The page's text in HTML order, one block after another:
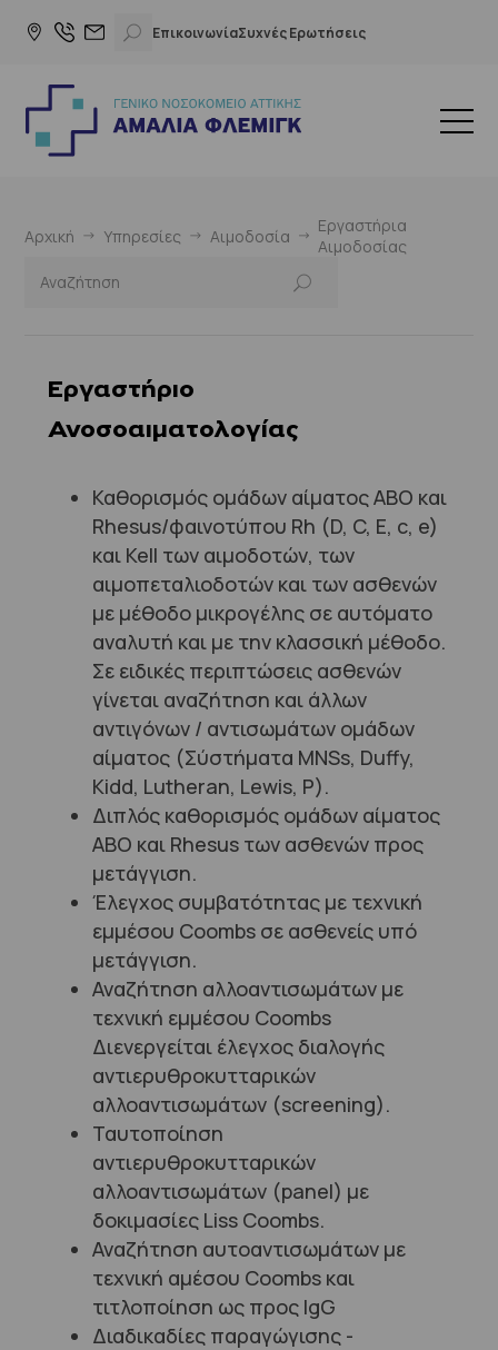
ΕπικοινωνίαΣυχνές Ερωτήσεις
Αρχική Υπηρεσίες Αιμοδοσία
Εργαστήρια
Αιμοδοσίας
Εργαστήριο
Ανοσοαιματολογίας
Καθορισμός ομάδων αίματος ΑΒΟ και
Rhesus/φαινοτύπου Rh (D, C, E, c, e)
και Kell των αιμοδοτών, των
αιμοπεταλιοδοτών και των ασθενών
με μέθοδο μικρογέλης σε αυτόματο
αναλυτή και με την κλασσική μέθοδο.
Σε ειδικές περιπτώσεις ασθενών
γίνεται αναζήτηση και άλλων
αντιγόνων / αντισωμάτων ομάδων
αίματος (Σύστήματα ΜΝSs, Duffy,
Kidd, Lutheran, Lewis, P).
Διπλός καθορισμός ομάδων αίματος
ΑΒΟ και Rhesus των ασθενών προς
μετάγγιση.
Έλεγχος συμβατότητας με τεχνική
εμμέσου Coombs σε ασθενείς υπό
μετάγγιση.
Αναζήτηση αλλοαντισωμάτων με
τεχνική εμμέσου Coombs
Διενεργείται έλεγχος διαλογής
αντιερυθροκυτταρικών
αλλοαντισωμάτων (screening).
Ταυτοποίηση
αντιερυθροκυτταρικών
αλλοαντισωμάτων (panel) με
δοκιμασίες Liss Coombs.
Αναζήτηση αυτοαντισωμάτων με
τεχνική αμέσου Coombs και
τιτλοποίηση ως προς IgG
Διαδικαδίες παραγώγισης -